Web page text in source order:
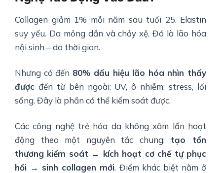
Collagen giảm 1% mỗi năm sau tuổi 25. Elastin
suy yếu. Da mỏng dần và chảy xệ. Đó là lão hóa
nội sinh – do thời gian.
Nhưng có đến 80% dấu hiệu lão hóa nhìn thấy
được đến từ bên ngoài: UV, ô nhiễm, stress, lối
sống. Đây là phần có thể kiểm soát được.
Các công nghệ trẻ hóa da không xâm lấn hoạt
động theo một nguyên tắc chung: tạo tổn
thương kiểm soát → kích hoạt cơ chế tự phục
hồi → sinh collagen mới. Điểm khác biệt nằm ở